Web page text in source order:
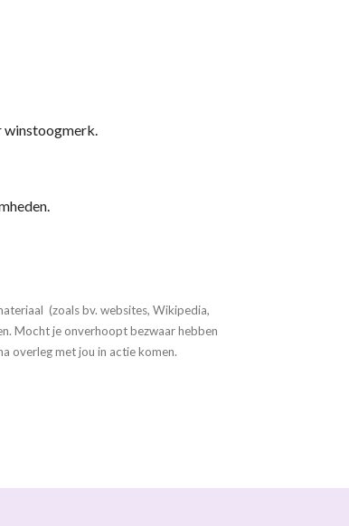
winstoogmerk.
(zoals bv. websites, Wikipedia,
Mocht je onverhoopt bezwaar hebben
overleg met jou in actie komen.